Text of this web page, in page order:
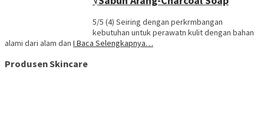
5/5 (4) Seiring dengan perkrmbangan
kebutuhan untuk perawatn kulit dengan bahan
alami dari alam dan I Baca Selengkapnya…
Produsen Skincare